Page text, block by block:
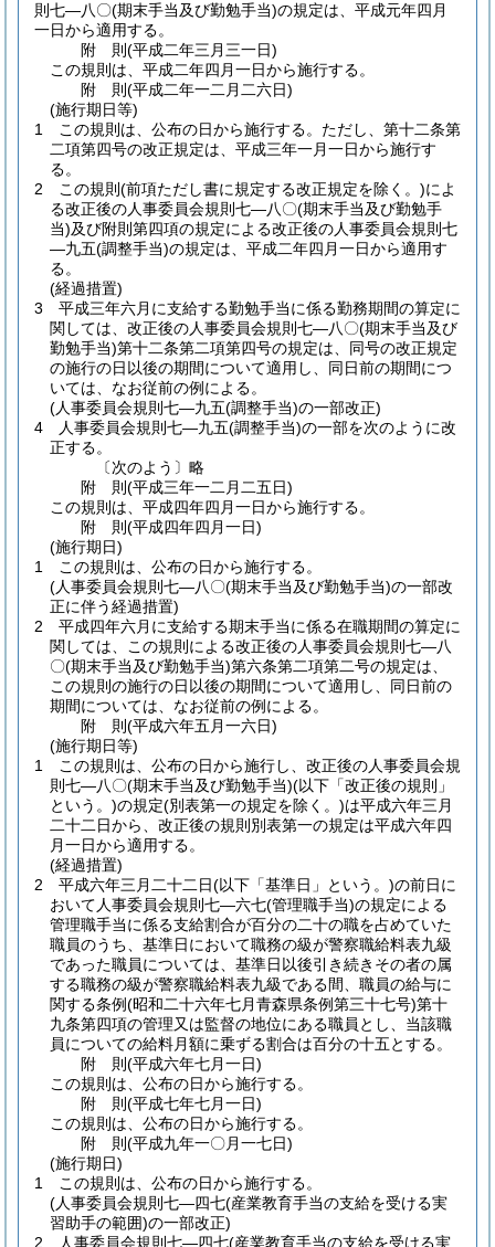
則七―八〇(期末手当及び勤勉手当)の規定は、平成元年四月
一日から適用する。
附 則(平成二年三月三一日)
この規則は、平成二年四月一日から施行する。
附 則(平成二年一二月二六日)
(施行期日等)
1
この規則は、公布の日から施行する。 ただし、第十二条第
二項第四号の改正規定は、平成三年一月一日から施行す
る。
2
この規則 (前項ただし書に規定する改正規定を除く。)によ
る改正後の人事委員会規則七―八〇(期末手当及び勤勉手
当)及び附則第四項の規定による改正後の人事委員会規則七
―九五(調整手当)の規定は、平成二年四月一日から適用す
る。
(経過措置)
3
平成三年六月に支給する勤勉手当に係る勤務期間の算定に
関しては、改正後の人事委員会規則七―八〇(期末手当及び
勤勉手当)第十二条第二項第四号の規定は、同号の改正規定
の施行の日以後の期間について適用し、同日前の期間につ
いては、なお従前の例による。
(人事委員会規則七―九五(調整手当)の一部改正)
4
人事委員会規則七―九五(調整手当)の一部を次のように改
正する。
〔次のよう〕略
附 則(平成三年一二月二五日)
この規則は、平成四年四月一日から施行する。
附 則(平成四年四月一日)
(施行期日)
1
この規則は、公布の日から施行する。
(人事委員会規則七―八〇(期末手当及び勤勉手当)の一部改
正に伴う経過措置)
2
平成四年六月に支給する期末手当に係る在職期間の算定に
関しては、この規則による改正後の人事委員会規則七―八
〇(期末手当及び勤勉手当)第六条第二項第二号の規定は、
この規則の施行の日以後の期間について適用し、同日前の
期間については、なお従前の例による。
附 則(平成六年五月一六日)
(施行期日等)
1
この規則は、公布の日から施行し、改正後の人事委員会規
則七―八〇(期末手当及び勤勉手当)(以下「改正後の規則」
という。)の規定(別表第一の規定を除く。)は平成六年三月
二十二日から、改正後の規則別表第一の規定は平成六年四
月一日から適用する。
(経過措置)
2
平成六年三月二十二日(以下「基準日」という。)の前日に
おいて人事委員会規則七―六七(管理職手当)の規定による
管理職手当に係る支給割合が百分の二十の職を占めていた
職員のうち、基準日において職務の級が警察職給料表九級
であった職員については、基準日以後引き続きその者の属
する職務の級が警察職給料表九級である間、職員の給与に
関する条例(昭和二十六年七月青森県条例第三十七号)第十
九条第四項の管理又は監督の地位にある職員とし、当該職
員についての給料月額に乗ずる割合は百分の十五とする。
附 則(平成六年七月一日)
この規則は、公布の日から施行する。
附 則(平成七年七月一日)
この規則は、公布の日から施行する。
附 則(平成九年一〇月一七日)
(施行期日)
1
この規則は、公布の日から施行する。
(人事委員会規則七―四七(産業教育手当の支給を受ける実
習助手の範囲)の一部改正)
2
人事委員会規則七―四七(産業教育手当の支給を受ける実